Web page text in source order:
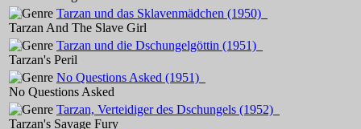
Tarzan und das Sklavenmädchen (1950)
Tarzan And The Slave Girl
Tarzan und die Dschungelgöttin (1951)
Tarzan's Peril
No Questions Asked (1951)
No Questions Asked
Tarzan, Verteidiger des Dschungels (1952)
Tarzan's Savage Fury